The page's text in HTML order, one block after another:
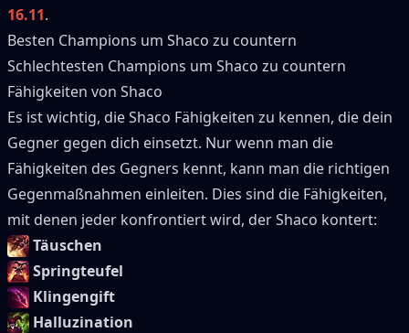
16.11.
Besten Champions um Shaco zu countern
Schlechtesten Champions um Shaco zu countern
Fähigkeiten von Shaco
Es ist wichtig, dieShaco Fähigkeiten zu kennen, die dein
Gegner gegen dich einsetzt. Nur wenn man die
Fähigkeiten des Gegners kennt, kann man die richtigen
Gegenmaßnahmen einleiten. Dies sind die Fähigkeiten,
mit denen jeder konfrontiert wird, derShaco kontert:
Täuschen
Springteufel
Klingengift
Halluzination